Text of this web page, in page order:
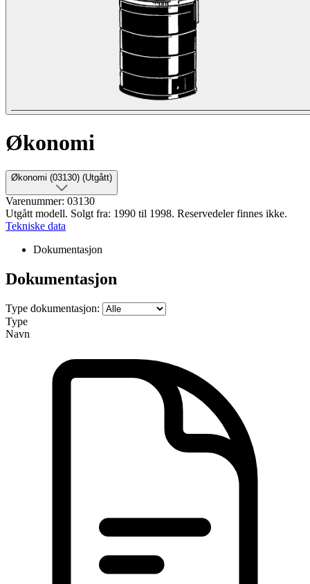
Økonomi
Økonomi (03130) (Utgått)
Varenummer: 03130
Utgått modell. Solgt fra: 1990 til 1998. Reservedeler finnes ikke.
Tekniske data
Dokumentasjon
Dokumentasjon
Type dokumentasjon:
Type
Navn